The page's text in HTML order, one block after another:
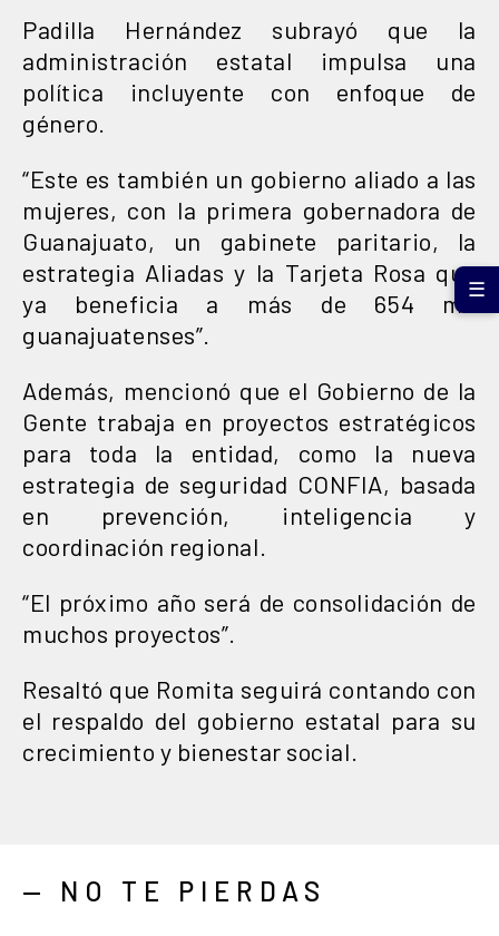
Padilla Hernández subrayó que la
administración estatal impulsa una
política incluyente con enfoque de
género.
“Este es también un gobierno aliado a las
mujeres, con la primera gobernadora de
Guanajuato, un gabinete paritario, la
estrategia Aliadas y la Tarjeta Rosa que
ya beneficia a más de 654 mil
guanajuatenses”.
Además, mencionó que el Gobierno de la
Gente trabaja en proyectos estratégicos
para toda la entidad, como la nueva
estrategia de seguridad CONFIA, basada
en prevención, inteligencia y
coordinación regional.
“El próximo año será de consolidación de
muchos proyectos”.
Resaltó que Romita seguirá contando con
el respaldo del gobierno estatal para su
crecimiento y bienestar social.
— NO TE PIERDAS
☰